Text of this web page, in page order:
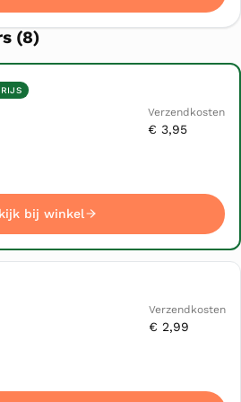
(8)
€ 3,95
bij winkel
€ 2,99